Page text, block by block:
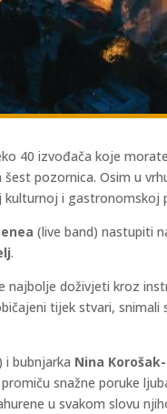
40 izvođača koje
pozornica. Osim u
i gastronomskoj
(live band) nastupiti
.
doživjeti kroz
tijek stvari,
i bubnjarka Nina
snažne poruke
u svakom slovu